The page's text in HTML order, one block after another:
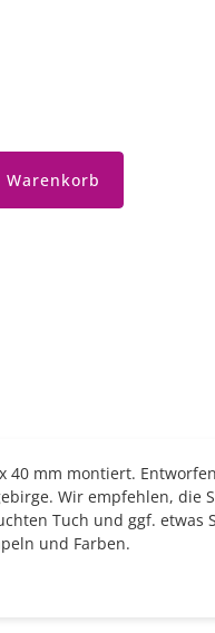
Warenkorb
40 mm montiert.
Wir empfehlen, die
Tuch und ggf. etwas
und Farben.